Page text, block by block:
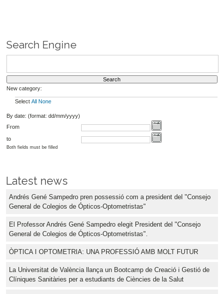
Search Engine
New category:
Select All None
By date: (format: dd/mm/yyyy)
From
to
Both fields must be filled
Latest news
Andrés Gené Sampedro pren possessió com a president del "Consejo
General de Colegios de Ópticos-Optometristas"
El Professor Andrés Gené Sampedro elegit President del "Consejo
General de Colegios de Ópticos-Optometristas".
ÒPTICA I OPTOMETRIA: UNA PROFESSIÓ AMB MOLT FUTUR
La Universitat de València llança un Bootcamp de Creació i Gestió de
Clíniques Sanitàries per a estudiants de Ciències de la Salut